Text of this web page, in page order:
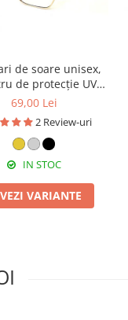
de soare unisex,
de protecție UV
toc cadou, OSX25
69,00 Lei
2 Review-uri
IN STOC
VEZI VARIANTE